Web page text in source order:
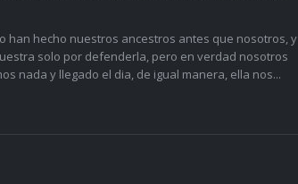
han hecho nuestros ancestros antes que nosotros, y
solo por defenderla, pero en verdad nosotros
nada y llegado el dia, de igual manera, ella nos...